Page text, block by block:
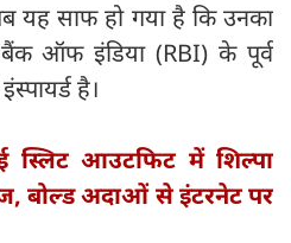
यह साफ हो गया है कि उनका
ऑफ इंडिया (RBI) के पूर्व
है।
स्लिट आउटफिट में शिल्पा
बोल्ड अदाओं से इंटरनेट पर